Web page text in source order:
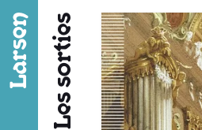
Les sorties